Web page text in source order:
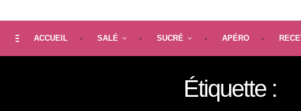
ACCUEIL SALÉ SUCRÉ APÉRO
Étiquette :